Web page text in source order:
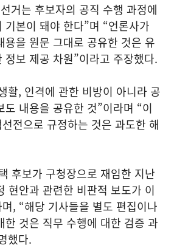
거는 후보자의 공직 수행 과정에
기본이 돼야 한다”며 “언론사가
용을 원문 그대로 공유한 것은 유
정보 제공 차원”이라고 주장했다.
활, 인격에 관한 비방이 아니라 공
도 내용을 공유한 것”이라며 “이
전으로 규정하는 것은 과도한 해
후보가 구청장으로 재임한 지난
현안과 관련한 비판적 보도가 이
, “해당 기사들을 별도 편집이나
한 것은 직무 수행에 대한 검증 과
했다.